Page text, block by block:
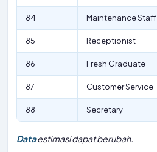
84 Maintenance Staff
85 Receptionist
86 Fresh Graduate
87 Customer Service
88 Secretary
Dataestimasi dapat berubah.